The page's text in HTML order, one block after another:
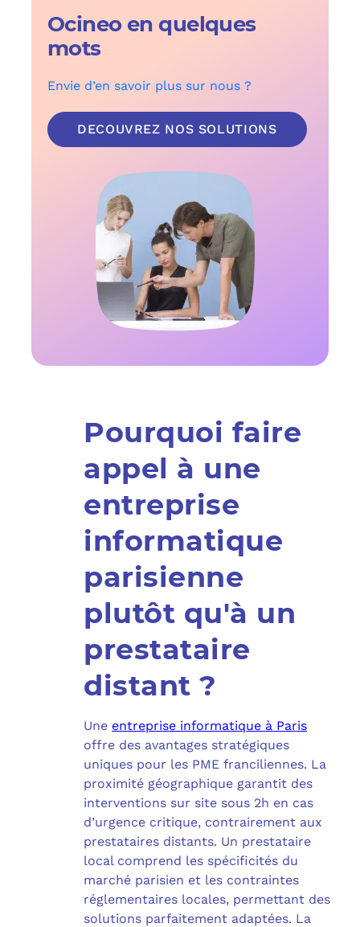
Ocineo en quelques
mots
Envie d’en savoir plus sur nous ?
DECOUVREZ NOS SOLUTIONS
Pourquoi faire
appel à une
entreprise
informatique
parisienne
plutôt qu'à un
prestataire
distant ?
Une entreprise informatique à Paris
offre des avantages stratégiques
uniques pour les PME franciliennes. La
proximité géographique garantit des
interventions sur site sous 2h en cas
d’urgence critique, contrairement aux
prestataires distants. Un prestataire
local comprend les spécificités du
marché parisien et les contraintes
réglementaires locales, permettant des
solutions parfaitement adaptées. La